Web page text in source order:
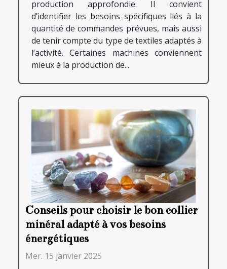
production approfondie. Il convient
d’identifier les besoins spécifiques liés à la
quantité de commandes prévues, mais aussi
de tenir compte du type de textiles adaptés à
l’activité. Certaines machines conviennent
mieux à la production de...
Conseils pour choisir le bon collier
minéral adapté à vos besoins
énergétiques
Mer. 15 janvier 2025